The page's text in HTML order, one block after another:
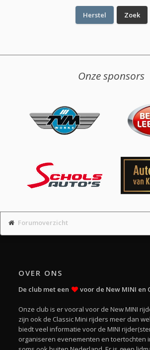
Onze sponsors
Forumoverzicht
OVER ONS
De club met een voor de New MINI en
Onze club is er vooral voor de New MINI
zijn ook de Classic Mini rijders meer dan
biedt veel informatie voor de MINI
organiseren evenementen en toertochten